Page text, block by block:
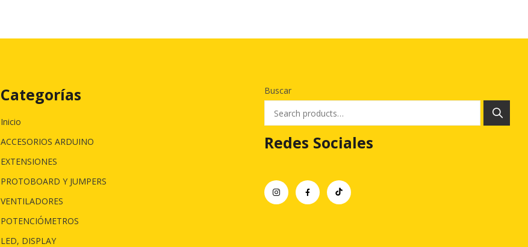
Categorías
Inicio
ACCESORIOS ARDUINO
EXTENSIONES
PROTOBOARD Y JUMPERS
VENTILADORES
POTENCIÓMETROS
LED, DISPLAY
Buscar
Redes Sociales